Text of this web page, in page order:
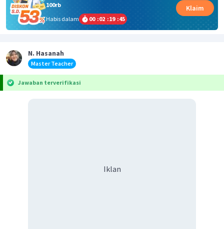
100rb
Habis dalam
00 :02 :19 :45
Klaim
N. Hasanah
Master Teacher
Jawaban terverifikasi
Iklan